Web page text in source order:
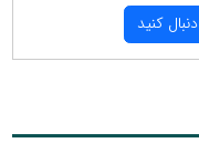
كنید